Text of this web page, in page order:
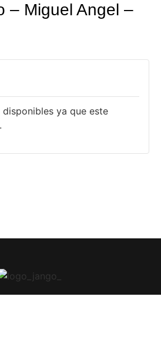
– Miguel Angel –
ya que este